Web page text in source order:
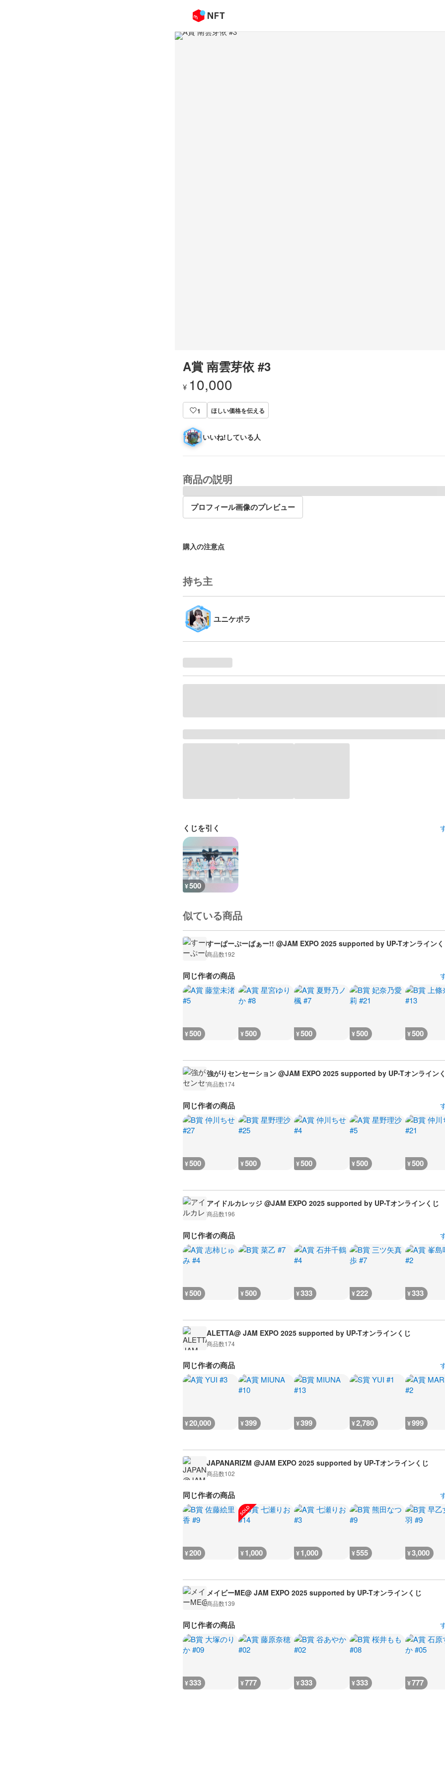
A賞 南雲芽依 #3
¥ 10,000
1 ほしい価格を伝える
いいね!している人
商品の説明
プロフィール画像のプレビュー
購入の注意点
持ち主
ユニケポラ
くじを引く
¥500
似ている商品
すーぱーぷーばぁー!! @JAM EXPO 2025 supported by UP-Tオンラインく
商品数192
同じ作者の商品
¥500 ¥500 ¥500 ¥500 ¥500
強がりセンセーション @JAM EXPO 2025 supported by UP-Tオンライン
商品数174
同じ作者の商品
¥500 ¥500 ¥500 ¥500 ¥500
アイドルカレッジ @JAM EXPO 2025 supported by UP-Tオンラインくじ
商品数196
同じ作者の商品
¥500 ¥500 ¥333 ¥222 ¥333
ALETTA@ JAM EXPO 2025 supported by UP-Tオンラインくじ
商品数174
同じ作者の商品
¥20,000 ¥399 ¥399 ¥2,780 ¥999
JAPANARIZM @JAM EXPO 2025 supported by UP-Tオンラインくじ
商品数102
同じ作者の商品
¥200 ¥1,000 ¥1,000 ¥555 ¥3,000
メイビーME@ JAM EXPO 2025 supported by UP-Tオンラインくじ
商品数139
同じ作者の商品
¥333 ¥777 ¥333 ¥333 ¥777